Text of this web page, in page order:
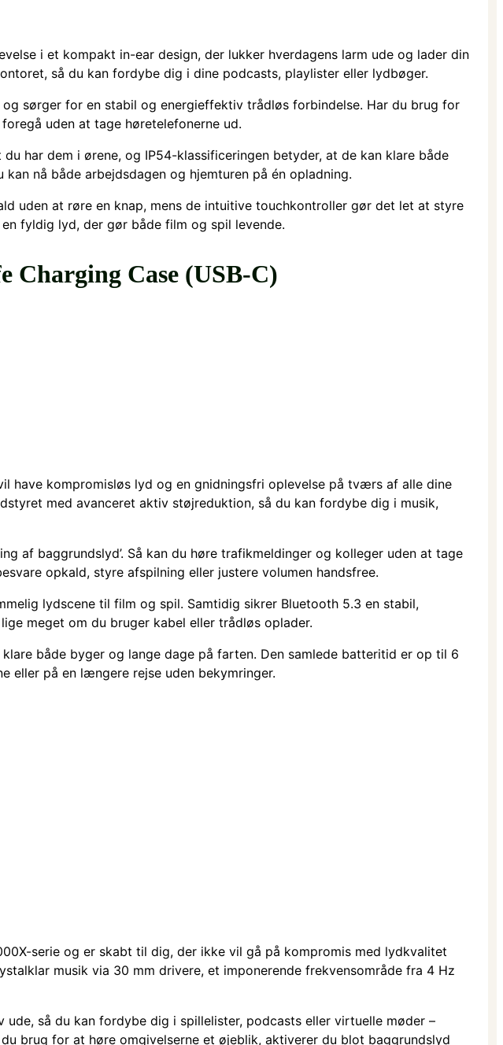
i et kompakt in-ear design, der lukker hverdagens larm ude og lader din
så du kan fordybe dig i dine podcasts, playlister eller lyd­bøger.
sørger for en stabil og energieffektiv trådløs forbindelse. Har du brug for
uden at tage høretelefonerne ud.
har dem i ørene, og IP54-klassificeringen betyder, at de kan klare både
nå både arbejdsdagen og hjemturen på én opladning.
uden at røre en knap, mens de intuitive touchkontroller gør det let at styre
fyldig lyd, der gør både film og spil levende.
Charging Case (USB-C)
have kompromisløs lyd og en gnidningsfri oplevelse på tværs af alle dine
med avanceret aktiv støjreduktion, så du kan fordybe dig i musik,
af baggrundslyd’. Så kan du høre trafikmeldinger og kolleger uden at tage
opkald, styre afspilning eller justere volumen handsfree.
lydscene til film og spil. Samtidig sikrer Bluetooth 5.3 en stabil,
meget om du bruger kabel eller trådløs oplader.
både byger og lange dage på farten. Den samlede batteritid er op til 6
eller på en længere rejse uden bekymringer.
serie og er skabt til dig, der ikke vil gå på kompromis med lydkvalitet
musik via 30 mm drivere, et imponerende frekvensområde fra 4 Hz
så du kan fordybe dig i spillelister, podcasts eller virtuelle møder –
brug for at høre omgivelserne et øjeblik, aktiverer du blot baggrundslyd